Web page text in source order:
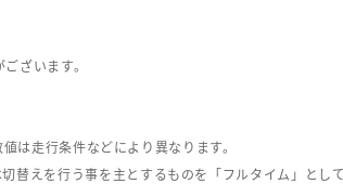
ざいます。
は走行条件などにより異なります。
えを行う事を主とするものを「フルタイム」として